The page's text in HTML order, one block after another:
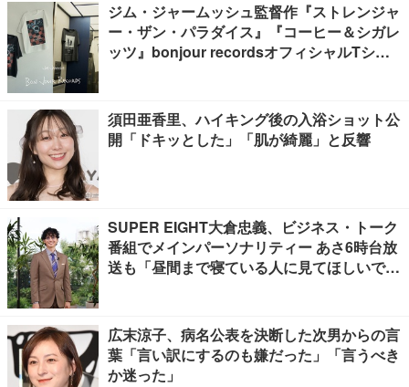
ジム・ジャームッシュ監督作『ストレンジャ
ー・ザン・パラダイス』『コーヒー＆シガレ
ッツ』bonjour recordsオフィシャルTシャ
須田亜香里、ハイキング後の入浴ショット公
開「ドキッとした」「肌が綺麗」と反響
SUPER EIGHT大倉忠義、ビジネス・トーク
番組でメインパーソナリティー あさ6時台放
送も「昼間まで寝ている人に見てほしいで
広末涼子、病名公表を決断した次男からの言
葉「言い訳にするのも嫌だった」「言うべき
か迷った」